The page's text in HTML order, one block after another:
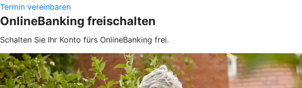
Termin vereinbaren
OnlineBanking freischalten
Schalten Sie Ihr Konto fürs OnlineBanking frei.